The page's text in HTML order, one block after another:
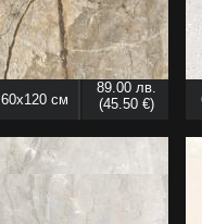
60x120 см
89.00 лв.
(45.50 €)